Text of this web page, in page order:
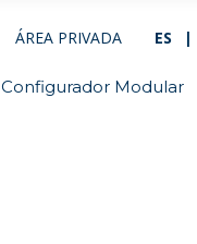
ÁREA PRIVADA ES
Configurador Modular